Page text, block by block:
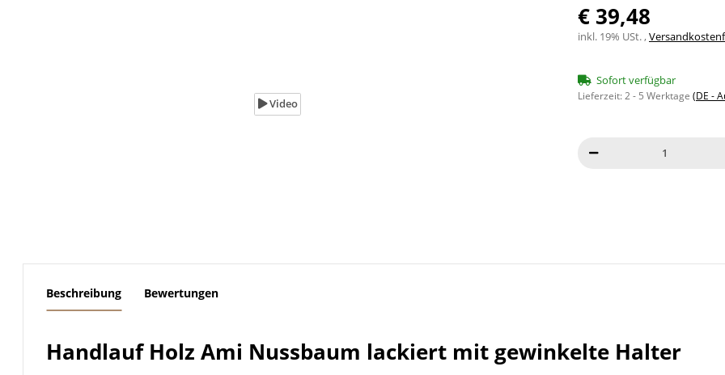
Video
€ 39,48
inkl. 19% USt. ,
Sofort verfügbar
Lieferzeit:2 - 5 Werktage (DE -
Beschreibung Bewertungen
Handlauf Holz Ami Nussbaum lackiert mit gewinkelte Halter